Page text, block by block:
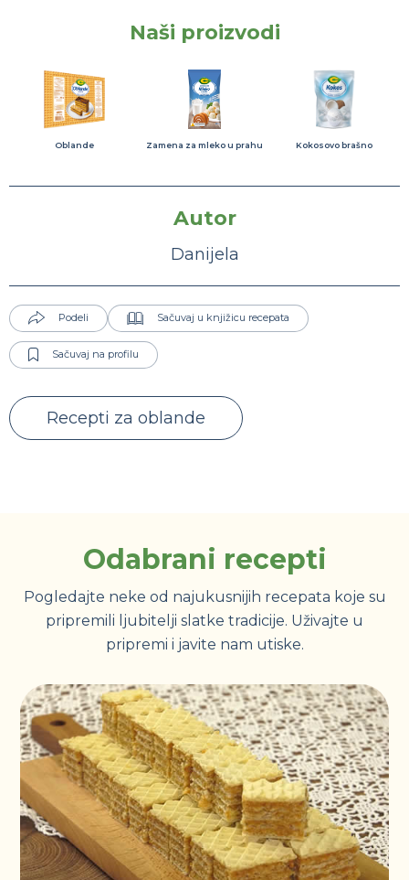
Naši proizvodi
Oblande Zamena za mleko u prahu Kokosovo brašno
Autor
Danijela
Podeli Sačuvaj u knjižicu recepata
Sačuvaj na profilu
Recepti za oblande
Odabrani recepti
Pogledajte neke od najukusnijih recepata koje su
pripremili ljubitelji slatke tradicije. Uživajte u
pripremi i javite nam utiske.